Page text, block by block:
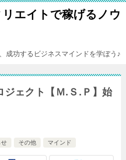
エイトで稼げるノウ
成功するビジネスマインドを学ぼう♪
ジェクト【Ｍ.Ｓ.Ｐ】始
せ その他 マインド